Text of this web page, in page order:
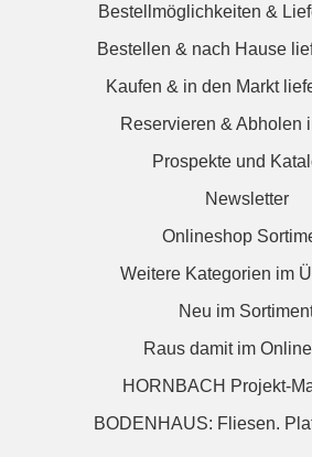
Bestellmöglichkeiten &
Bestellen & nach Hause
Kaufen & in den Markt
Reservieren & Abholen
Prospekte und
Newsletter
Onlineshop
Weitere Kategorien im
Neu im
Raus damit im
HORNBACH Projekt-
BODENHAUS: Fliesen.